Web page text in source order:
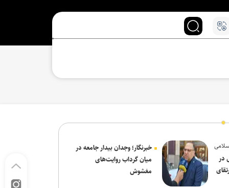
در
خبرنگار؛ وجدان بیدار جامعه در
میان گرداب روایت‌های
مغشوش